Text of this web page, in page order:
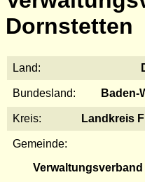
Dornstetten
Land:
Bundesland: Baden-
Kreis: Landkreis
Gemeinde: